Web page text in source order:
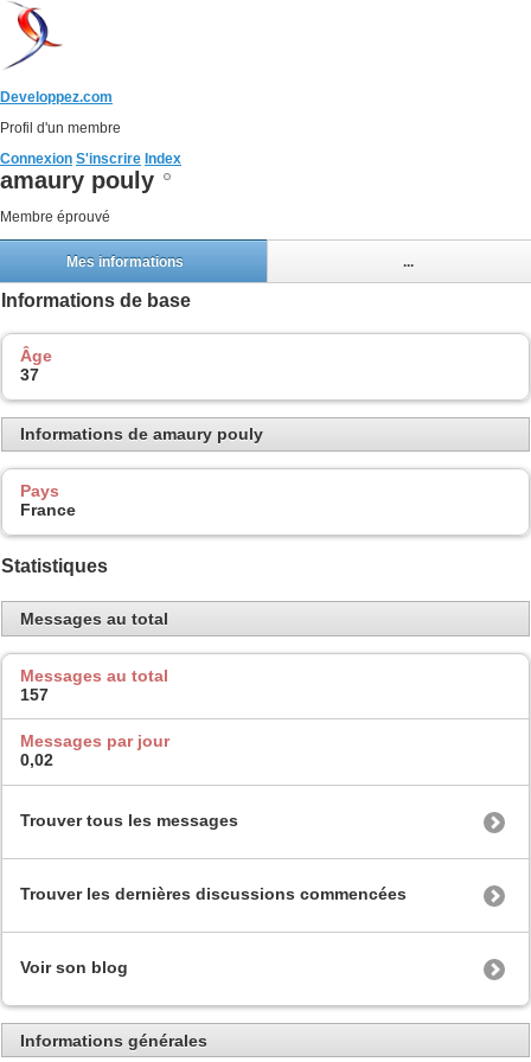
Developpez.com
Profil d'un membre
Connexion S'inscrire Index
amaury pouly
Membre éprouvé
Mes informations ...
Informations de base
Âge
37
Informations de amaury pouly
Pays
France
Statistiques
Messages au total
Messages au total
157
Messages par jour
0,02
Trouver tous les messages
Trouver les dernières discussions commencées
Voir son blog
Informations générales